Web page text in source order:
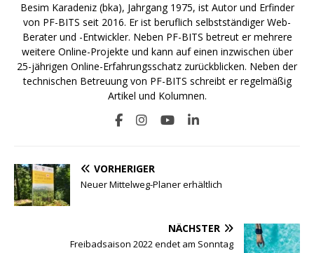
Besim Karadeniz (bka), Jahrgang 1975, ist Autor und Erfinder
von PF-BITS seit 2016. Er ist beruflich selbstständiger Web-
Berater und -Entwickler. Neben PF-BITS betreut er mehrere
weitere Online-Projekte und kann auf einen inzwischen über
25-jährigen Online-Erfahrungsschatz zurückblicken. Neben der
technischen Betreuung von PF-BITS schreibt er regelmäßig
Artikel und Kolumnen.
VORHERIGER
Neuer Mittelweg-Planer erhältlich
NÄCHSTER
Freibadsaison 2022 endet am Sonntag